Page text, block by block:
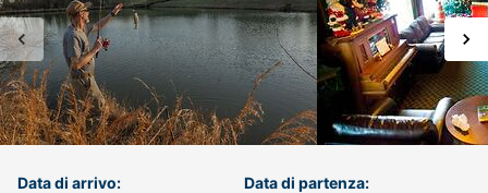
Data di arrivo: Data di partenza: